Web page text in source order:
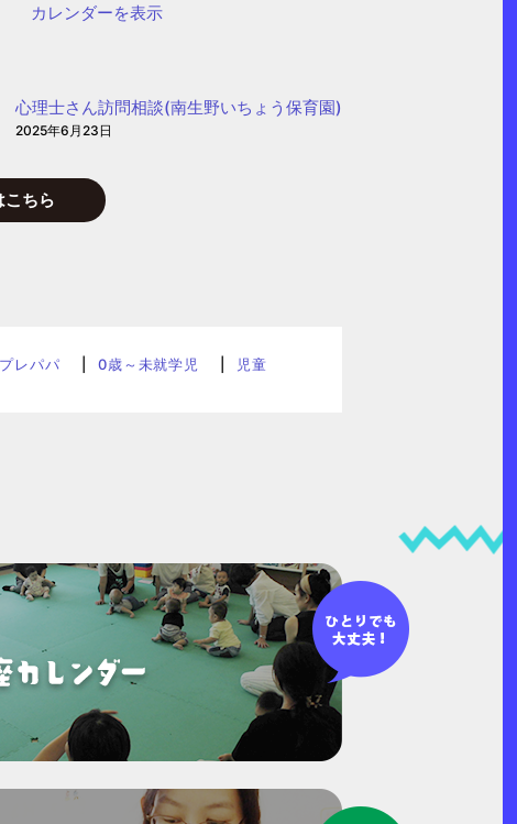
カレンダーを表示
心理士さん訪問相談(南生野いちょう保育園)
2025年6月23日
こちら
レパパ 0歳～未就学児 児童